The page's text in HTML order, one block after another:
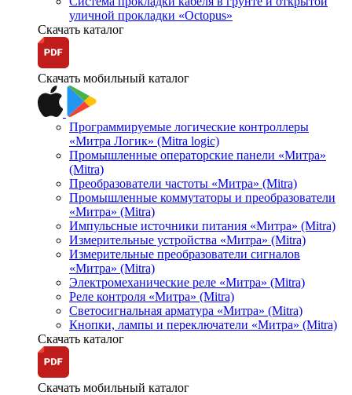
уличной прокладки «Octopus»
Скачать каталог
Скачать мобильный каталог
Программируемые логические контроллеры
«Митра Логик» (Mitra logic)
Промышленные операторские панели «Митра»
(Mitra)
Преобразователи частоты «Митра» (Mitra)
Промышленные коммутаторы и преобразователи
«Митра» (Mitra)
Импульсные источники питания «Митра» (Mitra)
Измерительные устройства «Митра» (Mitra)
Измерительные преобразователи сигналов
«Митра» (Mitra)
Электромеханические реле «Митра» (Mitra)
Реле контроля «Митра» (Mitra)
Светосигнальная арматура «Митра» (Mitra)
Кнопки, лампы и переключатели «Митра» (Mitra)
Скачать каталог
Скачать мобильный каталог